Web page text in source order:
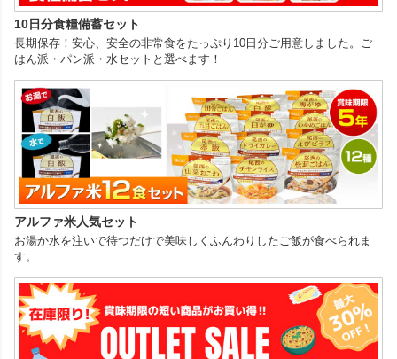
10日分食糧備蓄セット
長期保存！安心、安全の非常食をたっぷり10日分ご用意しました。ご
はん派・パン派・水セットと選べます！
アルファ米人気セット
お湯か水を注いで待つだけで美味しくふんわりしたご飯が食べられま
す。